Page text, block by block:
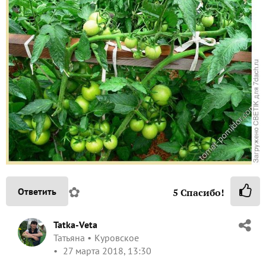
Ответить ✿ 5 Спасибо!
Tatka-Veta
Татьяна
Куровское
27 марта 2018, 13:30